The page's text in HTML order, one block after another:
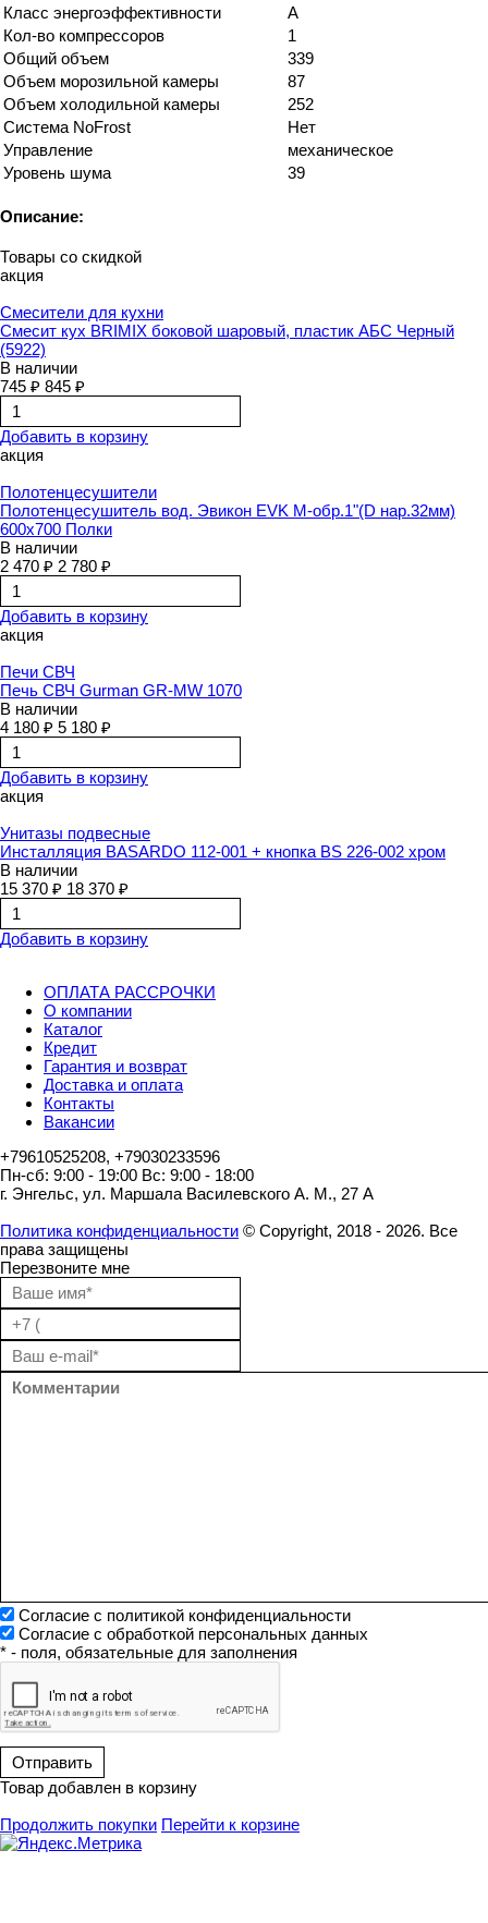
Класс энергоэффективности
А
Кол-во компрессоров
1
Общий объем
339
Объем морозильной камеры
87
Объем холодильной камеры
252
Система NoFrost
Нет
Управление
механическое
Уровень шума
39
Описание:
Товары со скидкой
акция
Смесители для кухни
Смесит кух BRIMIX боковой шаровый, пластик АБС Черный
(5922)
В наличии
745 ₽ 845 ₽
Добавить в корзину
акция
Полотенцесушители
Полотенцесушитель вод. Эвикон EVK М-обр.1"(D нар.32мм)
600х700 Полки
В наличии
2 470 ₽ 2 780 ₽
Добавить в корзину
акция
Печи СВЧ
Печь СВЧ Gurman GR-MW 1070
В наличии
4 180 ₽ 5 180 ₽
Добавить в корзину
акция
Унитазы подвесные
Инсталляция BASARDO 112-001 + кнопка BS 226-002 хром
В наличии
15 370 ₽ 18 370 ₽
Добавить в корзину
ОПЛАТА РАССРОЧКИ
О компании
Каталог
Кредит
Гарантия и возврат
Доставка и оплата
Контакты
Вакансии
+79610525208, +79030233596
Пн-сб: 9:00 - 19:00 Вс: 9:00 - 18:00
г. Энгельс, ул. Маршала Василевского А. М., 27 А
Политика конфиденциальности © Copyright, 2018 - 2026. Все
права защищены
Перезвоните мне
Согласие с политикой конфиденциальности
Согласие с обработкой персональных данных
* - поля, обязательные для заполнения
Товар добавлен в корзину
Продолжить покупки Перейти к корзине